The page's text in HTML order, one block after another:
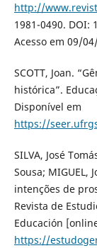
http://
1981-0490. DOI:
Acesso em 09/
SCOTT, Joan.
histórica”.
Disponível em
https://
SILVA, José
Sousa; MIGUEL,
intenções de
Revista de
Educación
https://